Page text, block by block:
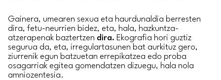
Gainera, umearen sexua eta haurdunaldia berresten
dira, fetu-neurrien bidez, eta, hala, hazkuntza-
atzerapenak baztertzen dira. Ekografia hori guztiz
segurua da, eta, irregulartasunen bat aurkituz gero,
ziurrenik egun batzuetan errepikatzea edo proba
osagarriak egitea gomendatzen dizuegu, hala nola
amniozentesia.